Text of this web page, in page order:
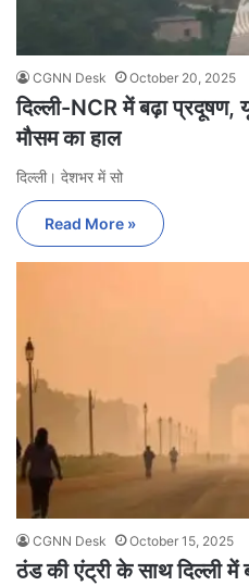
CGNN Desk October 20, 2025
दिल्ली-NCR में बढ़ा प्रदूषण,
मौसम का हाल
दिल्ली। देशभर में सो
Read More »
CGNN Desk October 15, 2025
ठंड की एंट्री के साथ दिल्ली में